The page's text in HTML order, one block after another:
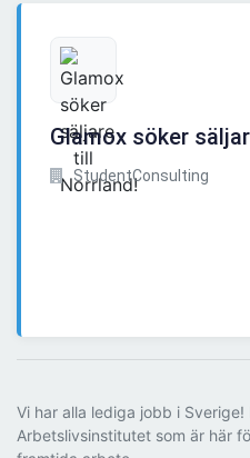
Glamox söker
StudentConsulting
Vi har alla lediga jobb i
Arbetslivsinstitutet som är här